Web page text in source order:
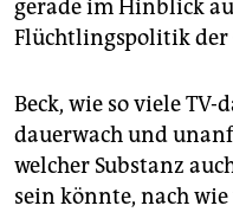
gerade im Hinblick
Flüchtlingspolitik der
Beck, wie so viele
dauerwach und
welcher Substanz
sein könnte, nach